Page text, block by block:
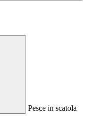
Pesce in scatola